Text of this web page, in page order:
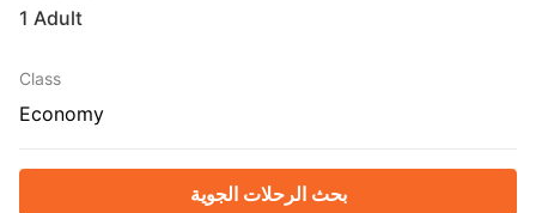
1 Adult
Class
Economy